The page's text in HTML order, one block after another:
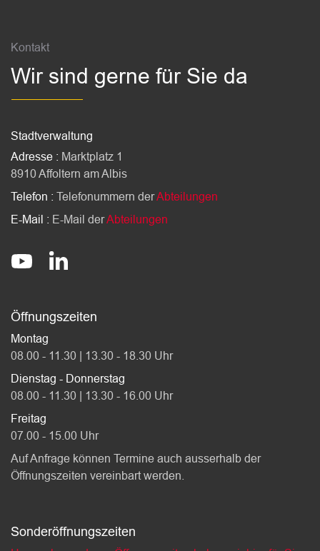
Kontakt
Wir sind gerne für Sie da
Stadtverwaltung
Adresse : Marktplatz 1
8910 Affoltern am Albis
Telefon : Telefonummern derAbteilungen
E-Mail : E-Mail derAbteilungen
Socials
@StadtAffolternamAlbis
stadt-affoltern-am-albis
Öffnungszeiten
Montag
08.00 - 11.30 | 13.30 - 18.30 Uhr
Dienstag - Donnerstag
08.00 - 11.30 | 13.30 - 16.00 Uhr
Freitag
07.00 - 15.00 Uhr
Auf Anfrage können Termine auch ausserhalb der
Öffnungszeiten vereinbart werden.
Sonderöffnungszeiten